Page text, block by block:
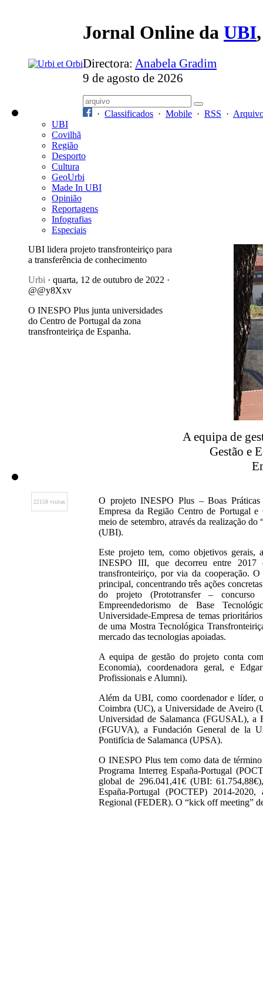
Jornal Online da UBI
Directora: Anabela Gradim
9 de agosto de 2026
· Classificados · Mobile · RSS ·
UBI
Covilhã
Região
Desporto
Cultura
GeoUrbi
Made In UBI
Opinião
Reportagens
Infografias
Especiais
UBI lidera projeto transfronteiriço para
a transferência de conhecimento
Urbi · quarta, 12 de outubro de 2022 ·
@@y8Xxv
O INESPO Plus junta universidades
do Centro de Portugal da zona
transfronteiriça de Espanha.
A equipa de
Gestão e
22158 visitas
O projeto INESPO Plus – Boas Práticas
Empresa da Região Centro de Portugal
meio de setembro, através da realização
(UBI).
Este projeto tem, como objetivos gerais,
INESPO III, que decorreu entre 2017
transfronteiriço, por via da cooperação.
principal, concentrando três ações
do projeto (Prototransfer –
Empreendedorismo de Base
Universidade-Empresa de temas
de uma Mostra Tecnológica
mercado das tecnologias apoiadas.
A equipa de gestão do projeto conta
Economia), coordenadora geral, e
Profissionais e Alumni).
Além da UBI, como coordenador e líder,
Coimbra (UC), a Universidade de Aveiro
Universidad de Salamanca (FGUSAL), a
(FGUVA), a Fundación General de la
Pontifícia de Salamanca (UPSA).
O INESPO Plus tem como data de
Programa Interreg España-Portugal
global de 296.041,41€ (UBI:
España-Portugal (POCTEP) 2014-
Regional (FEDER). O “kick off meeting”